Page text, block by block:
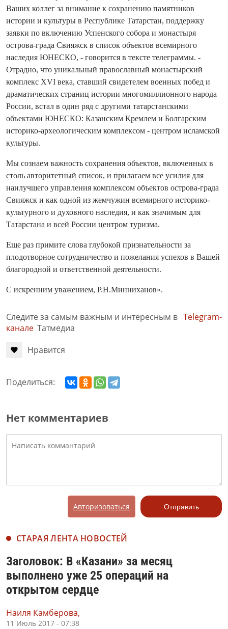
Ваших коллег за внимание к сохранению памятников
истории и культуры в Республике Татарстан, поддержку
заявки по включению Успенского собора и монастыря
острова-града Свияжск в список объектов всемирного
наследия ЮНЕСКО, - говорится в тексте телеграммы. -
Отрадно, что уникальный православный монастырский
комплекс XVI века, ставший свидетелем военных побед и
драматических страниц истории многомиллионного народа
России, встал в один ряд с другими татарстанскими
объектами ЮНЕСКО: Казанским Кремлем и Болгарским
историко-археологическим комплексом - центром исламской
культуры.
Мы сознаем важность сохранения объектов, включенных в
столь авторитетный список, и прилагаем все усилия для
наилучшего управления комплексом объектов острова-града
Свияжск и как одной из жемчужин всемирного историко-
культурного и духовного наследия, и как значимым для
Татарстана и всей России центром туризма.
Еще раз примите слова глубокой признательности за
плодотворное сотрудничество и пожелания успехов в Вашей
благородной и ответственной деятельности.
С искренним уважением, Р.Н.Минниханов».
Следите за самым важным и интересным в Telegram-
канале Татмедиа
Нравится
Поделиться:
Нет комментариев
Авторизоваться Отправить
СТАРАЯ ЛЕНТА НОВОСТЕЙ
Заголовок: В «Казани» за месяц
выполнено уже 25 операций на
открытом сердце
Наиля Камберова,
11 Июль 2017 - 07:38